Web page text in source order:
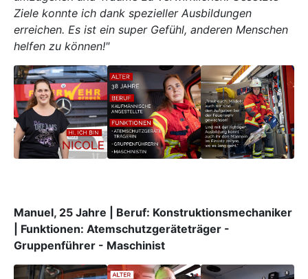
Ziele konnte ich dank spezieller Ausbildungen
erreichen. Es ist ein super Gefühl, anderen Menschen
helfen zu können!"
Manuel, 25 Jahre | Beruf: Konstruktionsmechaniker
| Funktionen: Atemschutzgeräteträger -
Gruppenführer - Maschinist